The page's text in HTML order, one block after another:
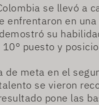
se llevó a
enfrentaron en
su
puesto y
de meta en el
se vieron
pone las